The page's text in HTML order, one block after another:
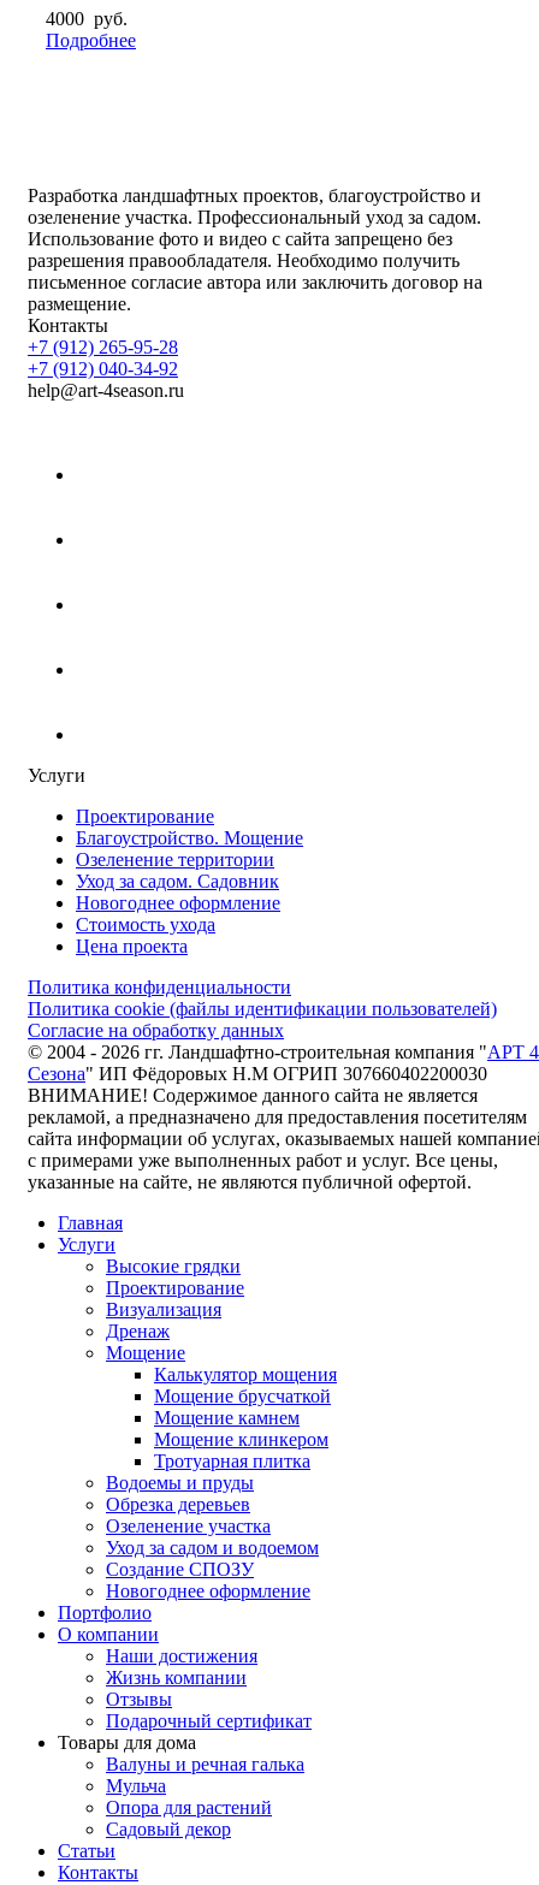
4000 руб.
Подробнее
Разработка ландшафтных проектов, благоустройство и
озеленение участка. Профессиональный уход за садом.
Использование фото и видео с сайта запрещено без
разрешения правообладателя. Необходимо получить
письменное согласие автора или заключить договор на
размещение.
Контакты
+7 (912) 265-95-28
+7 (912) 040-34-92
help@art-4season.ru
Услуги
Проектирование
Благоустройство. Мощение
Озеленение территории
Уход за садом. Садовник
Новогоднее оформление
Стоимость ухода
Цена проекта
Политика конфиденциальности
Политика cookie (файлы идентификации пользователей)
Согласие на обработку данных
© 2004 - 2026 гг. Ландшафтно-строительная компания "АРТ 4
Сезона" ИП Фёдоровых Н.М ОГРИП 307660402200030
ВНИМАНИЕ! Содержимое данного сайта не является
рекламой, а предназначено для предоставления посетителям
сайта информации об услугах, оказываемых нашей
с примерами уже выполненных работ и услуг. Все цены,
указанные на сайте, не являются публичной офертой.
Главная
Услуги
Высокие грядки
Проектирование
Визуализация
Дренаж
Мощение
Калькулятор мощения
Мощение брусчаткой
Мощение камнем
Мощение клинкером
Тротуарная плитка
Водоемы и пруды
Обрезка деревьев
Озеленение участка
Уход за садом и водоемом
Создание СПОЗУ
Новогоднее оформление
Портфолио
О компании
Наши достижения
Жизнь компании
Отзывы
Подарочный сертификат
Товары для дома
Валуны и речная галька
Мульча
Опора для растений
Садовый декор
Статьи
Контакты